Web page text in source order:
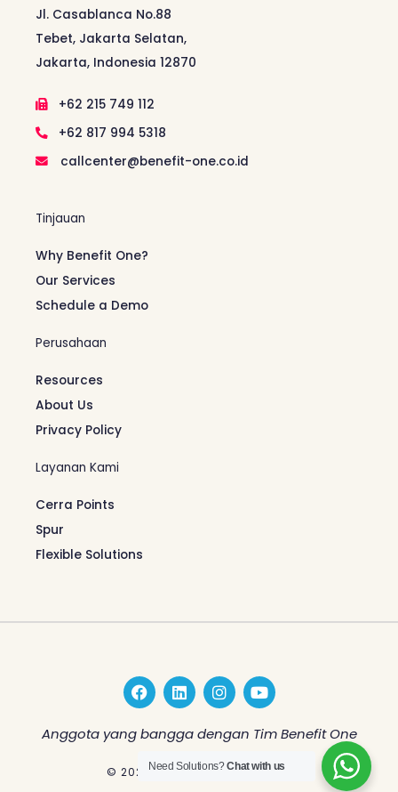
Jl. Casablanca No.88
Tebet, Jakarta Selatan,
Jakarta, Indonesia 12870
+62 215 749 112
+62 817 994 5318
callcenter@benefit-one.co.id
Tinjauan
Why Benefit One?
Our Services
Schedule a Demo
Perusahaan
Resources
About Us
Privacy Policy
Layanan Kami
Cerra Points
Spur
Flexible Solutions
F
a
c
e
L
i
n
k
e
d
I
n
s
t
a
g
Y
o
u
t
b
Anggota yang bangga dengan Tim Benefit One
© 2026 Benefit One Indonesia
Need Solutions?Chat with us